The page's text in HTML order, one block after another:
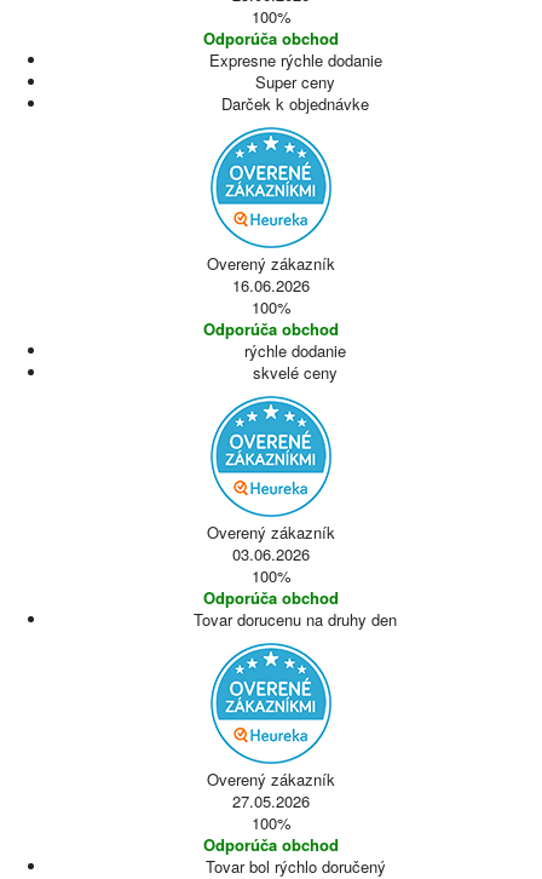
100%
Odporúča obchod
Expresne rýchle dodanie
Super ceny
Darček k objednávke
Overený zákazník
16.06.2026
100%
Odporúča obchod
rýchle dodanie
skvelé ceny
Overený zákazník
03.06.2026
100%
Odporúča obchod
Tovar dorucenu na druhy den
Overený zákazník
27.05.2026
100%
Odporúča obchod
Tovar bol rýchlo doručený